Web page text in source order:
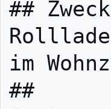
##
im
##